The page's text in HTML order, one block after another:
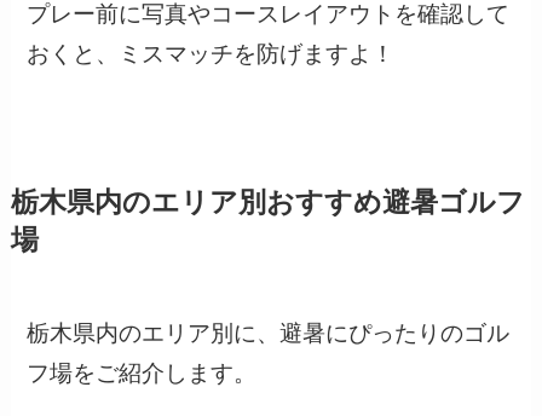
プレー前に写真やコースレイアウトを確認して
おくと、ミスマッチを防げますよ！
栃木県内のエリア別おすすめ避暑ゴルフ
場
栃木県内のエリア別に、避暑にぴったりのゴル
フ場をご紹介します。